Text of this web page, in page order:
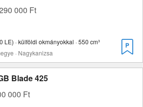
000 Ft
LE) · külföldi okmányokkal · 550 cm³
· Nagykanizsa
Blade 425
000 Ft